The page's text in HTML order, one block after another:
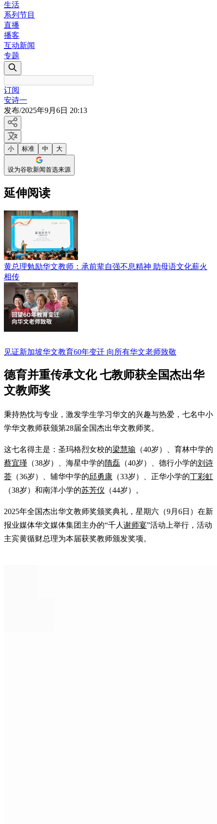
生活
系列节目
直播
播客
互动新闻
专题
订阅
安诗一
发布/2025年9月6日 20:13
小 标准 中 大
设为谷歌新闻首选来源
延伸阅读
黄总理勉励华文教师：承前辈自强不息精神 助母语文化薪火
相传
见证新加坡华文教育60年变迁 向所有华文老师致敬
德育并重传承文化 七教师获全国杰出华
文教师奖
秉持热忱与专业，激发学生学习华文的兴趣与热爱，七名中小
学华文教师获颁第28届全国杰出华文教师奖。
这七名得主是：圣玛格烈女校的梁慧瑜 （40岁）、育林中学的
蔡宜瑾 （38岁）、海星中学的隋磊 （40岁）、德行小学的刘诗
荟 （36岁）、辅华中学的邱勇康 （33岁）、正华小学的丁彩虹
（38岁）和南洋小学的苏芳仪 （44岁）。
2025年全国杰出华文教师奖颁奖典礼，星期六（9月6日）在新
报业媒体华文媒体集团主办的“千人 谢师宴”活动上举行，活动
主宾黄循财总理为本届获奖教师颁发奖项。